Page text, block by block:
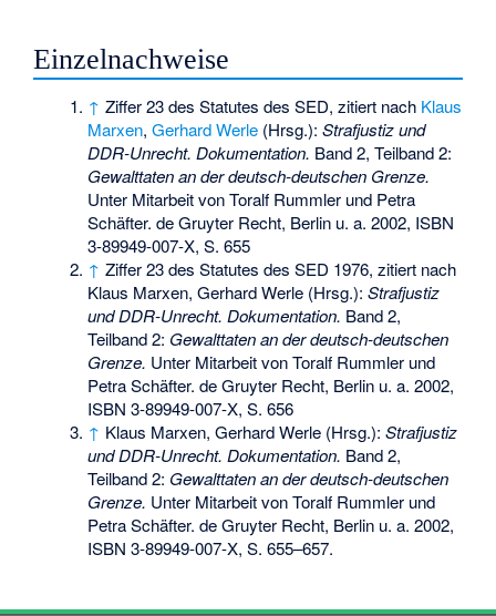
Einzelnachweise
↑ Ziffer 23 des Statutes des SED, zitiert nach Klaus
Marxen,Gerhard Werle (Hrsg.):Strafjustiz und
DDR-Unrecht. Dokumentation. Band 2, Teilband 2:
Gewalttaten an der deutsch-deutschen Grenze.
Unter Mitarbeit von Toralf Rummler und Petra
Schäfter. de Gruyter Recht, Berlin u. a. 2002, ISBN
3-89949-007-X, S. 655
↑ Ziffer 23 des Statutes des SED 1976, zitiert nach
Klaus Marxen, Gerhard Werle (Hrsg.):Strafjustiz
und DDR-Unrecht. Dokumentation. Band 2,
Teilband 2: Gewalttaten an der deutsch-deutschen
Grenze. Unter Mitarbeit von Toralf Rummler und
Petra Schäfter. de Gruyter Recht, Berlin u. a. 2002,
ISBN 3-89949-007-X, S. 656
↑ Klaus Marxen, Gerhard Werle (Hrsg.):Strafjustiz
und DDR-Unrecht. Dokumentation. Band 2,
Teilband 2: Gewalttaten an der deutsch-deutschen
Grenze. Unter Mitarbeit von Toralf Rummler und
Petra Schäfter. de Gruyter Recht, Berlin u. a. 2002,
ISBN 3-89949-007-X, S. 655–657.